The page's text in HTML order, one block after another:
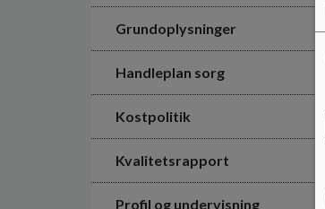
Grundoplysninger
Handleplan sorg
Kostpolitik
Kvalitetsrapport
Profil og undervisning